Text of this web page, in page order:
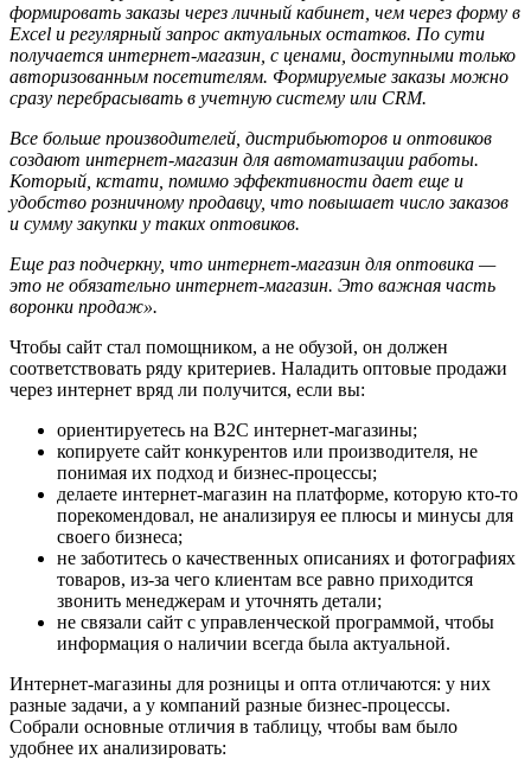
формировать заказы через личный кабинет, чем через форму в
Excel и регулярный запрос актуальных остатков. По сути
получается интернет-магазин, с ценами, доступными только
авторизованным посетителям. Формируемые заказы можно
сразу перебрасывать в учетную систему или CRM.
Все больше производителей, дистрибьюторов и оптовиков
создают интернет-магазин для автоматизации работы.
Который, кстати, помимо эффективности дает еще и
удобство розничному продавцу, что повышает число заказов
и сумму закупки у таких оптовиков.
Еще раз подчеркну, что интернет-магазин для оптовика —
это не обязательно интернет-магазин. Это важная часть
воронки продаж».
Чтобы сайт стал помощником, а не обузой, он должен
соответствовать ряду критериев. Наладить оптовые продажи
через интернет вряд ли получится, если вы:
ориентируетесь на B2C интернет-магазины;
копируете сайт конкурентов или производителя, не
понимая их подход и бизнес-процессы;
делаете интернет-магазин на платформе, которую кто-то
порекомендовал, не анализируя ее плюсы и минусы для
своего бизнеса;
не заботитесь о качественных описаниях и фотографиях
товаров, из-за чего клиентам все равно приходится
звонить менеджерам и уточнять детали;
не связали сайт с управленческой программой, чтобы
информация о наличии всегда была актуальной.
Интернет-магазины для розницы и опта отличаются: у них
разные задачи, а у компаний разные бизнес-процессы.
Собрали основные отличия в таблицу, чтобы вам было
удобнее их анализировать: